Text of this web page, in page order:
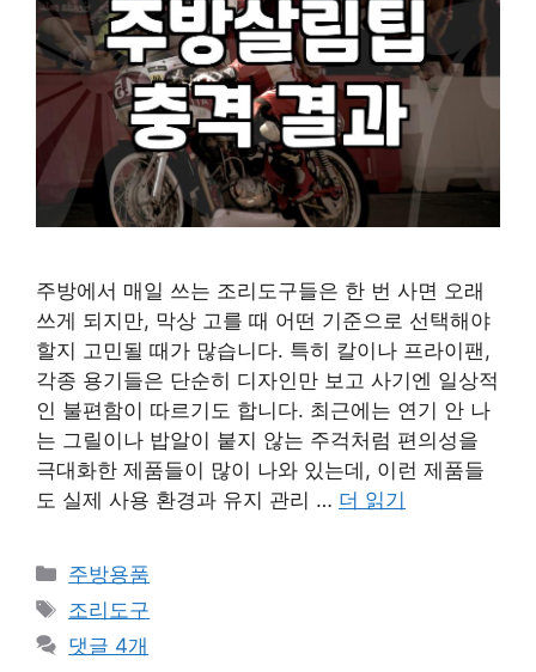
주방에서 매일 쓰는 조리도구들은 한 번 사면 오래
쓰게 되지만, 막상 고를 때 어떤 기준으로 선택해야
할지 고민될 때가 많습니다. 특히 칼이나 프라이팬,
각종 용기들은 단순히 디자인만 보고 사기엔 일상적
인 불편함이 따르기도 합니다. 최근에는 연기 안 나
는 그릴이나 밥알이 붙지 않는 주걱처럼 편의성을
극대화한 제품들이 많이 나와 있는데, 이런 제품들
도 실제 사용 환경과 유지 관리 … 더 읽기
카
테
리
주방용품
태
그
조리도구
댓글 4개